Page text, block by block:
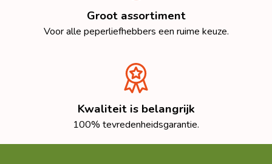
Groot assortiment
Voor alle peperliefhebbers een ruime keuze.
Kwaliteit is belangrijk
100% tevredenheidsgarantie.